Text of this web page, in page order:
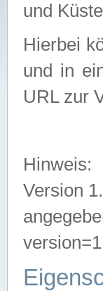
und
Hierbei
und in
URL zur
Version